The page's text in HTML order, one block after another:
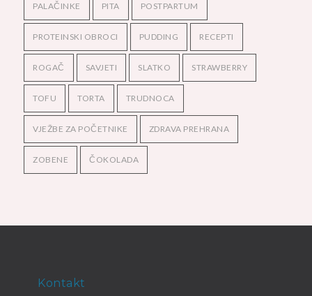
PALAČINKE PITA POSTPARTUM
PROTEINSKI OBROCI PUDDING RECEPTI
ROGAČ SAVJETI SLATKO STRAWBERRY
TOFU TORTA TRUDNOCA
VJEŽBE ZA POČETNIKE ZDRAVA PREHRANA
ZOBENE ČOKOLADA
Kontakt